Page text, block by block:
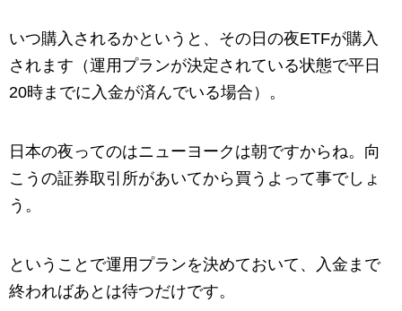
いつ購入されるかというと、その日の夜ETFが購入
されます（運用プランが決定されている状態で平日
20時までに入金が済んでいる場合）。
日本の夜ってのはニューヨークは朝ですからね。向
こうの証券取引所があいてから買うよって事でしょ
う。
ということで運用プランを決めておいて、入金まで
終わればあとは待つだけです。